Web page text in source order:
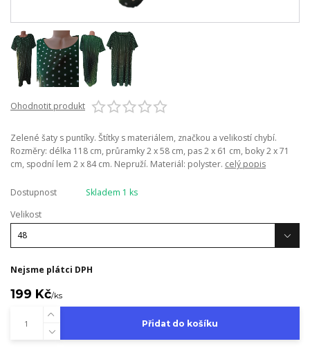
Ohodnotit produkt
Zelené šaty s puntíky. Štítky s materiálem, značkou a velikostí chybí.
Rozměry: délka 118 cm, průramky 2 x 58 cm, pas 2 x 61 cm, boky 2 x 71
cm, spodní lem 2 x 84 cm. Nepruží. Materiál: polyster. celý popis
Dostupnost
Skladem 1 ks
Velikost
Nejsme plátci DPH
199 Kč/ks
Přidat do košíku